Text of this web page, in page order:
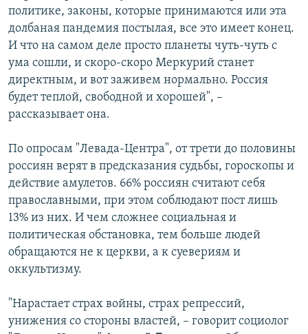
политике, законы, которые принимаются или эта
долбаная пандемия постылая, все это имеет конец.
И что на самом деле просто планеты чуть-чуть с
ума сошли, и скоро-скоро Меркурий станет
директным, и вот заживем нормально. Россия
будет теплой, свободной и хорошей", –
рассказывает она.
По опросам "Левада-Центра", от трети до половины
россиян верят в предсказания судьбы, гороскопы и
действие амулетов. 66% россиян считают себя
православными, при этом соблюдают пост лишь
13% из них. И чем сложнее социальная и
политическая обстановка, тем больше людей
обращаются не к церкви, а к суевериям и
оккультизму.
"Нарастает страх войны, страх репрессий,
унижения со стороны властей, – говорит социолог